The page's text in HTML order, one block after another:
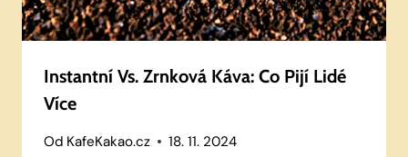
Instantní Vs. Zrnková Káva: Co Pijí Lidé
Více
Od KafeKakao.cz 18. 11. 2024